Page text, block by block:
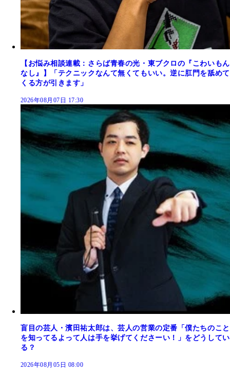
【お悩み相談連載：さらば青春の光・東ブクロの『こわいもん
なし』】「テクニックなんて無くてもいい。逆に肛門を舐めて
くる方が引きます」
2026年08月07日 17:30
盲目の芸人・濱田祐太郎は、芸人の営業の定番「僕たちのこと
を知ってるよって人は手を挙げてくださーい！」をどうしてい
る？
2026年08月05日 08:00